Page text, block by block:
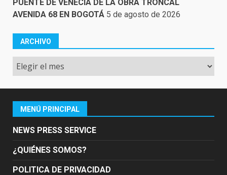
PUENTE DE VENECIA DE LA OBRA TRONCAL
AVENIDA 68 EN BOGOTÁ 5 de agosto de 2026
ARCHIVO
Archivo
MENÚ PRINCIPAL
NEWS PRESS SERVICE
¿QUIÉNES SOMOS?
POLITICA DE PRIVACIDAD